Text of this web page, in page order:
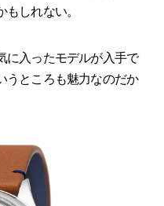
しれない。
入ったモデルが入手で
うところも魅力なのだか